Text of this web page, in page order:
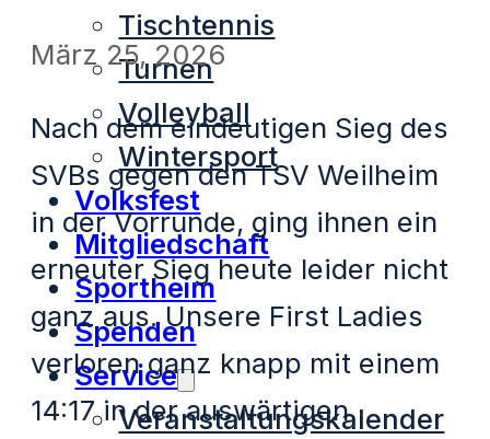
Tischtennis
Turnen
Volleyball
Wintersport
Volksfest
Mitgliedschaft
Sportheim
Spenden
Service
Veranstaltungskalender
März 25, 2026
Nach dem eindeutigen Sieg des
SVBs gegen den TSV Weilheim
in der Vorrunde, ging ihnen ein
erneuter Sieg heute leider nicht
ganz aus. Unsere First Ladies
verloren ganz knapp mit einem
14:17 in der auswärtigen